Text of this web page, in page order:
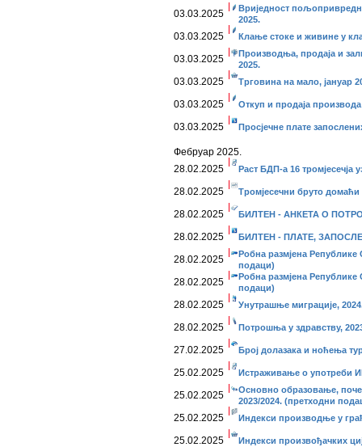
03.03.2025
Вриједност
2025.
03.03.2025 Клање стоке и живине у
03.03.2025
Производња, продаја и
2025.
03.03.2025 Трговина на мало, јануар
03.03.2025 Откуп и продаја
03.03.2025 Просјечне плате
Фебруар 2025.
28.02.2025
Раст БДП-а 16 тромјесечја
28.02.2025 Тромјесечни бруто домаћи
28.02.2025 БИЛТЕН - АНКЕТА О
28.02.2025 БИЛТЕН - ПЛАТЕ,
28.02.2025
Робна размјена Републике
подаци)
28.02.2025
Робна размјена Републике
подаци)
28.02.2025 Унутрашње миграције,
28.02.2025 Потрошња у здрaвству,
27.02.2025 Број долазака и ноћења
25.02.2025 Истраживање о употреби
25.02.2025
Основно образовање,
2023/2024. (претходни
25.02.2025 Индекси производње у
25.02.2025 Индекси произвођачких